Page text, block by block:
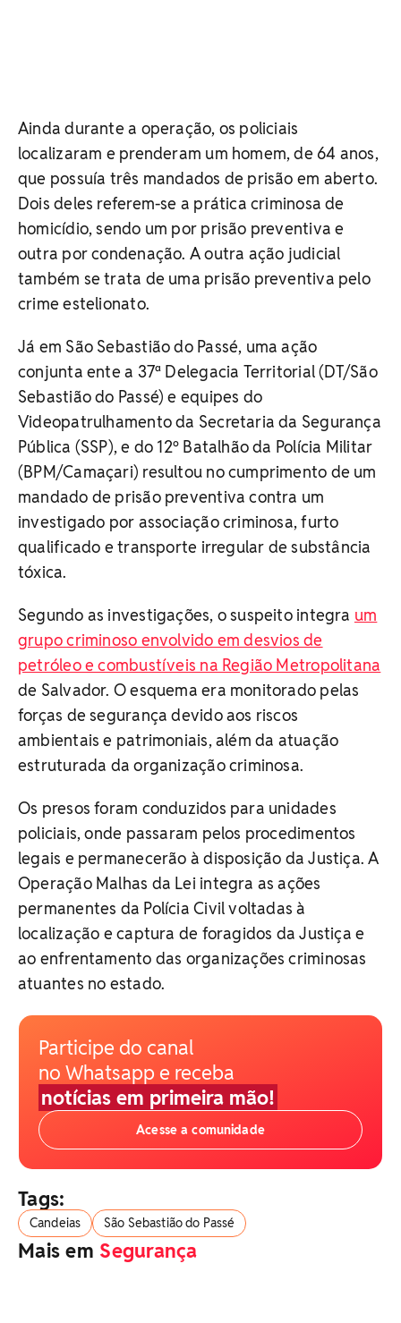
Ainda durante a operação, os policiais
localizaram e prenderam um homem, de 64 anos,
que possuía três mandados de prisão em aberto.
Dois deles referem-se a prática criminosa de
homicídio, sendo um por prisão preventiva e
outra por condenação. A outra ação judicial
também se trata de uma prisão preventiva pelo
crime estelionato.
Já em São Sebastião do Passé, uma ação
conjunta ente a 37ª Delegacia Territorial (DT/São
Sebastião do Passé) e equipes do
Videopatrulhamento da Secretaria da Segurança
Pública (SSP), e do 12º Batalhão da Polícia Militar
(BPM/Camaçari) resultou no cumprimento de um
mandado de prisão preventiva contra um
investigado por associação criminosa, furto
qualificado e transporte irregular de substância
tóxica.
Segundo as investigações, o suspeito integra um
grupo criminoso envolvido em desvios de
petróleo e combustíveis na Região Metropolitana
de Salvador. O esquema era monitorado pelas
forças de segurança devido aos riscos
ambientais e patrimoniais, além da atuação
estruturada da organização criminosa.
Os presos foram conduzidos para unidades
policiais, onde passaram pelos procedimentos
legais e permanecerão à disposição da Justiça. A
Operação Malhas da Lei integra as ações
permanentes da Polícia Civil voltadas à
localização e captura de foragidos da Justiça e
ao enfrentamento das organizações criminosas
atuantes no estado.
Participe do canal
no Whatsapp e receba
notícias em primeira mão!
Acesse a comunidade
Tags:
Candeias São Sebastião do Passé
Mais em Segurança